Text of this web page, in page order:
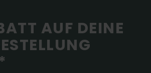
AUF DEINE